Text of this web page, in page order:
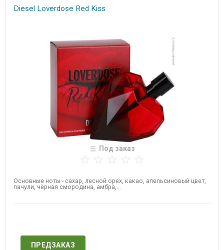
Diesel ​Loverdose Red Kiss​​
Под заказ
Основные ноты - сахар, лесной орех, какао, апельсиновый цвет,
пачули, чёрная смородина, амбра,...
ПРЕДЗАКАЗ